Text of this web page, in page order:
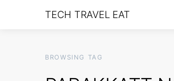
TECH TRAVEL EAT
BROWSING TAG